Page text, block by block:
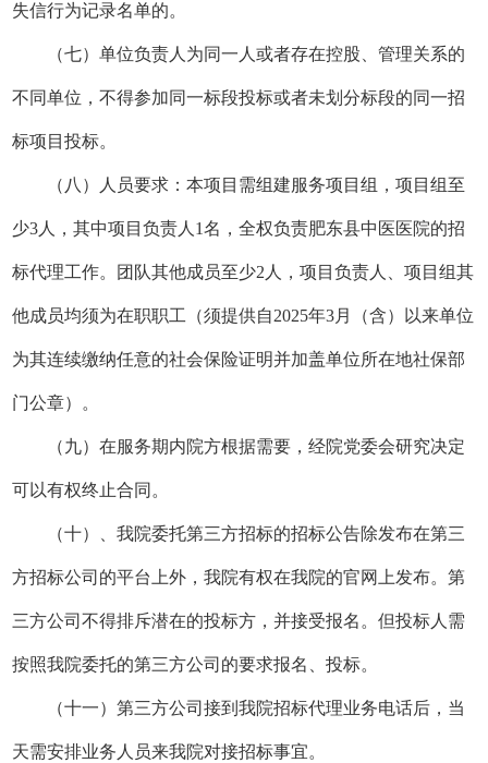
失信行为记录名单的。
（七）单位负责人为同一人或者存在控股、管理关系的
不同单位，不得参加同一标段投标或者未划分标段的同一招
标项目投标。
（ 八 ）人员要求：本项目需组建服务项目组，项目组至
少3人，其中项目负责人 1名，全权负责肥东县中医医院的招
标代理工作。团队其他成员至少2人 ，项目负责人、项目组其
他成员均须为在职职工（须提供自2025年3月（含） 以来单位
为其连续缴纳任意的社会保险证明并加盖单位所在地社保部
门公章）。
（九）在服务期内院方根据需要，经院党委会研究决定
可以有权终止合同。
（十）、我院委托第三方招标的招标公告除发布在第三
方招标公司的平台上外，我院有权在我院的官网上发布。第
三方公司不得排斥潜在的投标方，并接受报名。但投标人需
按照我院委托的第三方公司的要求报名、投标。
（十一）第三方公司接到我院招标代理业务电话后，当
天需安排业务人员来我院对接招标事宜。